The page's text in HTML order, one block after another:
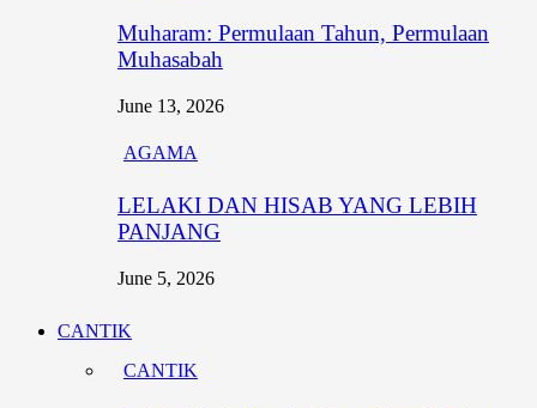
Muharam: Permulaan Tahun, Permulaan
Muhasabah
June 13, 2026
AGAMA
LELAKI DAN HISAB YANG LEBIH
PANJANG
June 5, 2026
CANTIK
CANTIK